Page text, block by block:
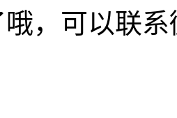
，可以联